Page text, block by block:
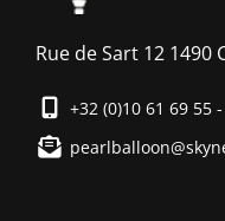
Rue de Sart 12 1490
+32 (0)10 61 69 55